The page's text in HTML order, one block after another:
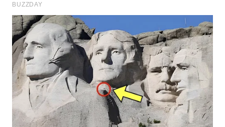
WN
MANDALIKA
WN
LIKUPANG
WN
LABUANBAJO